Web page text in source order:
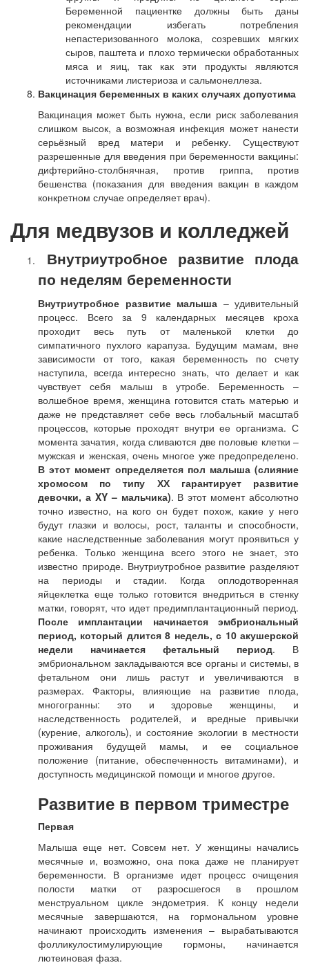
Беременной пациентке должны быть даны
рекомендации избегать потребления
непастеризованного молока, созревших мягких
сыров, паштета и плохо термически обработанных
мяса и яиц, так как эти продукты являются
источниками листериоза и сальмонеллеза.
Вакцинация беременных в каких случаях допустима
Вакцинация может быть нужна, если риск заболевания
слишком высок, а возможная инфекция может нанести
серьёзный вред матери и ребенку. Существуют
разрешенные для введения при беременности вакцины:
дифтерийно-столбнячная, против гриппа, против
бешенства (показания для введения вакцин в каждом
конкретном случае определяет врач).
Для медвузов и колледжей
Внутриутробное развитие плода
по неделям беременности
Внутриутробное развитие малыша – удивительный
процесс. Всего за 9 календарных месяцев кроха
проходит весь путь от маленькой клетки до
симпатичного пухлого карапуза. Будущим мамам, вне
зависимости от того, какая беременность по счету
наступила, всегда интересно знать, что делает и как
чувствует себя малыш в утробе. Беременность –
волшебное время, женщина готовится стать матерью и
даже не представляет себе весь глобальный масштаб
процессов, которые проходят внутри ее организма. С
момента зачатия, когда сливаются две половые клетки –
мужская и женская, очень многое уже предопределено.
В этот момент определяется пол малыша (слияние
хромосом по типу ХХ гарантирует развитие
девочки, а XY – мальчика). В этот момент абсолютно
точно известно, на кого он будет похож, какие у него
будут глазки и волосы, рост, таланты и способности,
какие наследственные заболевания могут проявиться у
ребенка. Только женщина всего этого не знает, это
известно природе. Внутриутробное развитие разделяют
на периоды и стадии. Когда оплодотворенная
яйцеклетка еще только готовится внедриться в стенку
матки, говорят, что идет предимплантационный период.
После имплантации начинается эмбриональный
период, который длится 8 недель, с 10 акушерской
недели начинается фетальный период. В
эмбриональном закладываются все органы и системы, в
фетальном они лишь растут и увеличиваются в
размерах. Факторы, влияющие на развитие плода,
многогранны: это и здоровье женщины, и
наследственность родителей, и вредные привычки
(курение, алкоголь), и состояние экологии в местности
проживания будущей мамы, и ее социальное
положение (питание, обеспеченность витаминами), и
доступность медицинской помощи и многое другое.
Развитие в первом триместре
Первая
Малыша еще нет. Совсем нет. У женщины начались
месячные и, возможно, она пока даже не планирует
беременности. В организме идет процесс очищения
полости матки от разросшегося в прошлом
менструальном цикле эндометрия. К концу недели
месячные завершаются, на гормональном уровне
начинают происходить изменения – вырабатываются
фолликулостимулирующие гормоны, начинается
лютеиновая фаза.